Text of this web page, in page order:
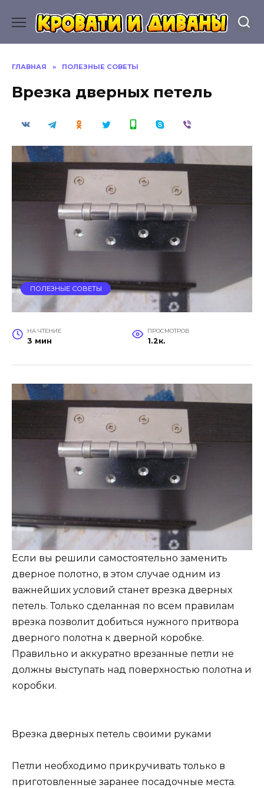
содержанию
ГЛАВНАЯ » ПОЛЕЗНЫЕ СОВЕТЫ
Врезка дверных петель
ПОЛЕЗНЫЕ СОВЕТЫ
НА ЧТЕНИЕ
3 мин
ПРОСМОТРОВ
1.2к.
Если вы решили самостоятельно заменить
дверное полотно, в этом случае одним из
важнейших условий станет врезка дверных
петель. Только сделанная по всем правилам
врезка позволит добиться нужного притвора
дверного полотна к дверной коробке.
Правильно и аккуратно врезанные петли не
должны выступать над поверхностью полотна и
коробки.
Врезка дверных петель своими руками
Петли необходимо прикручивать только в
приготовленные заранее посадочные места.